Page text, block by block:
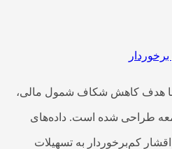
هدف کاهش شکاف شمول مالی،
طراحی شده است. داده‌های
کم‌برخوردار به تسهیلات